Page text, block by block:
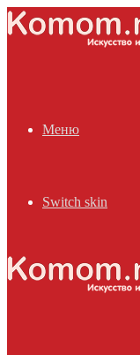
Меню
Switch skin